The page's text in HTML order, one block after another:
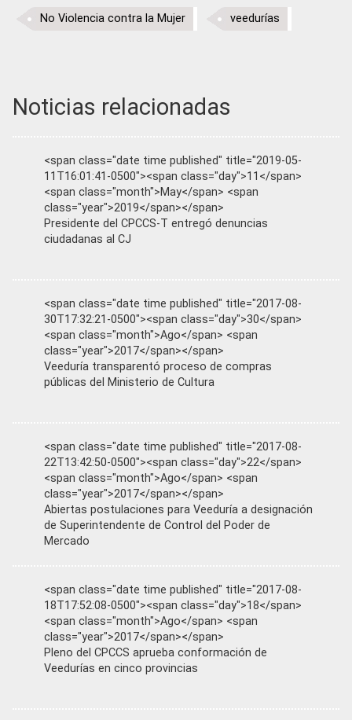
No Violencia contra la Mujer veedurías
Noticias relacionadas
<span class="date time published" title="2019-05-
11T16:01:41-0500"><span class="day">11</span>
<span class="month">May</span> <span
class="year">2019</span></span>
Presidente del CPCCS-T entregó denuncias
ciudadanas al CJ
<span class="date time published" title="2017-08-
30T17:32:21-0500"><span class="day">30</span>
<span class="month">Ago</span> <span
class="year">2017</span></span>
Veeduría transparentó proceso de compras
públicas del Ministerio de Cultura
<span class="date time published" title="2017-08-
22T13:42:50-0500"><span class="day">22</span>
<span class="month">Ago</span> <span
class="year">2017</span></span>
Abiertas postulaciones para Veeduría a designación
de Superintendente de Control del Poder de
Mercado
<span class="date time published" title="2017-08-
18T17:52:08-0500"><span class="day">18</span>
<span class="month">Ago</span> <span
class="year">2017</span></span>
Pleno del CPCCS aprueba conformación de
Veedurías en cinco provincias